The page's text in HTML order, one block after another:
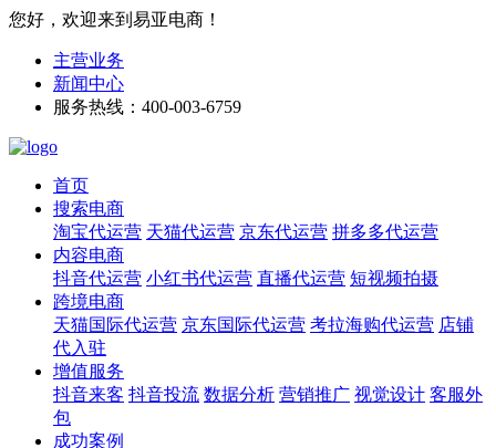
您好，欢迎来到易亚电商！
主营业务
新闻中心
服务热线：400-003-6759
首页
搜索电商
淘宝代运营 天猫代运营 京东代运营 拼多多代运营
内容电商
抖音代运营 小红书代运营 直播代运营 短视频拍摄
跨境电商
天猫国际代运营 京东国际代运营 考拉海购代运营 店铺
代入驻
增值服务
抖音来客 抖音投流 数据分析 营销推广 视觉设计 客服外
包
成功案例